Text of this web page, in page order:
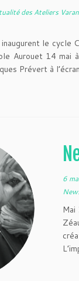
des Ateliers Varan
le cycle
Aurouet 14 mai
Prévert à l’écran
6